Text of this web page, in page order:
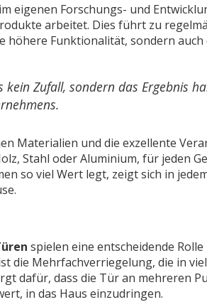
eigenen Forschungs- und
arbeitet. Dies führt zu
höhere Funktionalität, sondern
Zufall, sondern das Ergebnis
Materialien und die exzellente
Stahl oder Aluminium, für jeden
so viel Wert legt, zeigt sich in
spielen eine entscheidende
die Mehrfachverriegelung, die in
dafür, dass die Tür an mehreren
in das Haus einzudringen.